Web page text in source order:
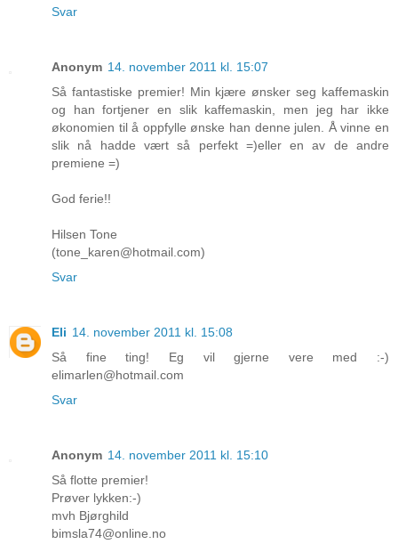
Svar
Anonym 14. november 2011 kl. 15:07
Så fantastiske premier! Min kjære ønsker seg kaffemaskin
og han fortjener en slik kaffemaskin, men jeg har ikke
økonomien til å oppfylle ønske han denne julen. Å vinne en
slik nå hadde vært så perfekt =)eller en av de andre
premiene =)
God ferie!!
Hilsen Tone
(tone_karen@hotmail.com)
Svar
Eli 14. november 2011 kl. 15:08
Så fine ting! Eg vil gjerne vere med :-)
elimarlen@hotmail.com
Svar
Anonym 14. november 2011 kl. 15:10
Så flotte premier!
Prøver lykken:-)
mvh Bjørghild
bimsla74@online.no